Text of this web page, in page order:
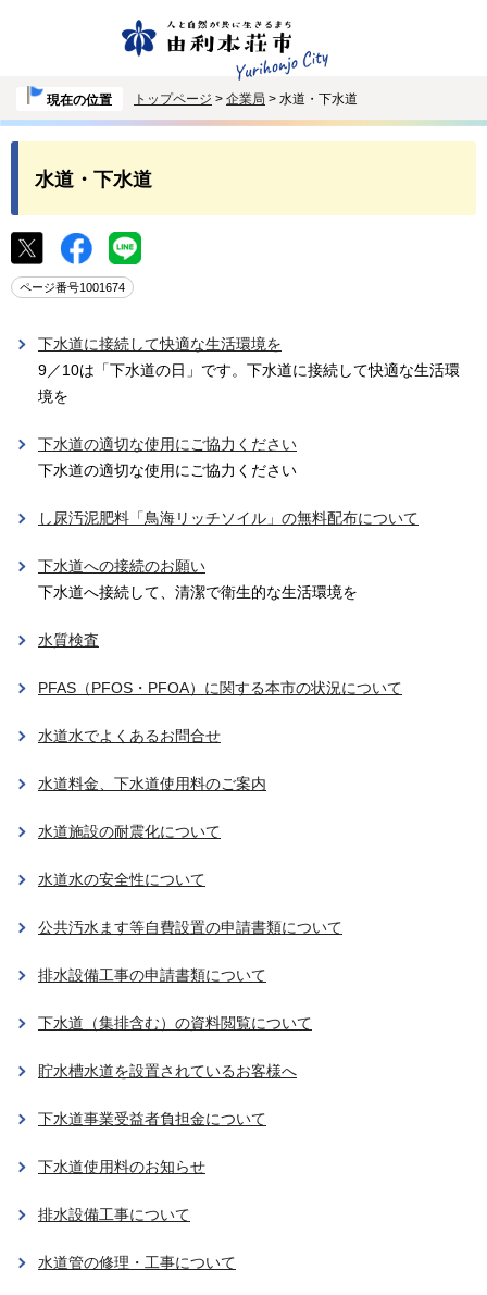
現在の位置 トップページ > 企業局 > 水道・下水道
水道・下水道
ページ番号1001674
下水道に接続して快適な生活環境を
9／10は「下水道の日」です。下水道に接続して快適な生活環
境を
下水道の適切な使用にご協力ください
下水道の適切な使用にご協力ください
し尿汚泥肥料「鳥海リッチソイル」の無料配布について
下水道への接続のお願い
下水道へ接続して、清潔で衛生的な生活環境を
水質検査
PFAS（PFOS・PFOA）に関する本市の状況について
水道水でよくあるお問合せ
水道料金、下水道使用料のご案内
水道施設の耐震化について
水道水の安全性について
公共汚水ます等自費設置の申請書類について
排水設備工事の申請書類について
下水道（集排含む）の資料閲覧について
貯水槽水道を設置されているお客様へ
下水道事業受益者負担金について
下水道使用料のお知らせ
排水設備工事について
水道管の修理・工事について